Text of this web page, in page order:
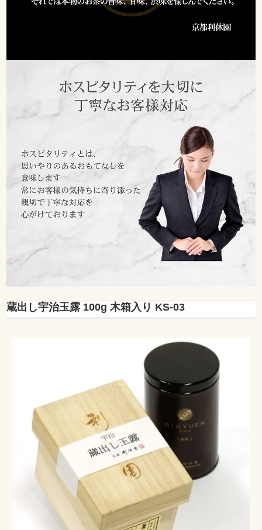
蔵出し宇治玉露 100g 木箱入り KS-03